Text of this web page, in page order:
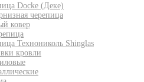
Docke (Деке)
черепица
ковер
Технониколь Shinglas
кровли